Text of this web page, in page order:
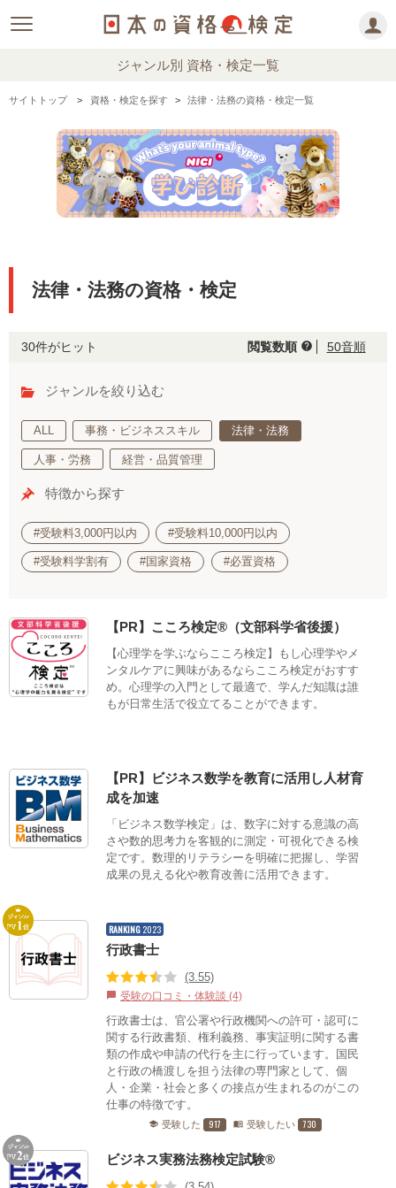
ジャンル別 資格・検定一覧
サイトトップ 資格・検定を探す 法律・法務の資格・検定一覧
法律・法務の資格・検定
30件がヒット 閲覧数順 help 50音順
ジャンルを絞り込む
ALL 事務・ビジネススキル 法律・法務
人事・労務 経営・品質管理
特徴から探す
#受験料3,000円以内 #受験料10,000円以内
#受験料学割有 #国家資格 #必置資格
【PR】こころ検定®（文部科学省後援）
【心理学を学ぶならこころ検定】もし心理学やメ
ンタルケアに興味があるならこころ検定がおすす
め。心理学の入門として最適で、学んだ知識は誰
もが日常生活で役立てることができます。
【PR】ビジネス数学を教育に活用し人材育
成を加速
「ビジネス数学検定」は、数字に対する意識の高
さや数的思考力を客観的に測定・可視化できる検
定です。数理的リテラシーを明確に把握し、学習
成果の見える化や教育改善に活用できます。
RANKING 2023
行政書士
(3.55)
chat_bubble 受験の口コミ・体験談 (4)
行政書士は、官公署や行政機関への許可・認可に
関する行政書類、権利義務、事実証明に関する書
類の作成や申請の代行を主に行っています。国民
と行政の橋渡しを担う法律の専門家として、個
人・企業・社会と多くの接点が生まれるのがこの
仕事の特徴です。
school 受験した 917 menu_book 受験したい 730
ビジネス実務法務検定試験®